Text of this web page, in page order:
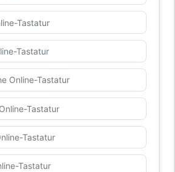
Tastatur
Tastatur
Online-Tastatur
Tastatur
Tastatur
Tastatur